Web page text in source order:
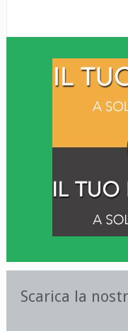
Scarica la